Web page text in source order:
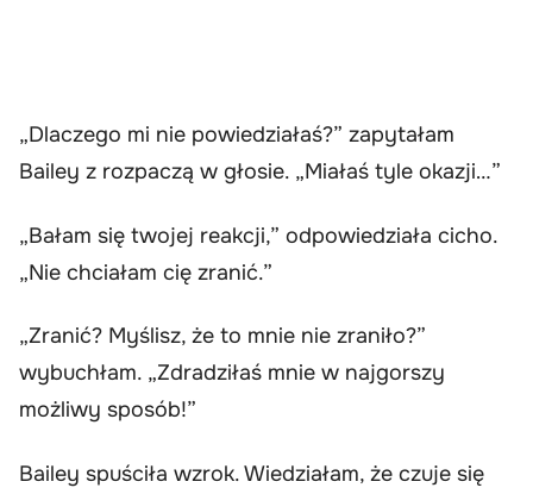
„Dlaczego mi nie powiedziałaś?” zapytałam
Bailey z rozpaczą w głosie. „Miałaś tyle okazji…”
„Bałam się twojej reakcji,” odpowiedziała cicho.
„Nie chciałam cię zranić.”
„Zranić? Myślisz, że to mnie nie zraniło?”
wybuchłam. „Zdradziłaś mnie w najgorszy
możliwy sposób!”
Bailey spuściła wzrok. Wiedziałam, że czuje się